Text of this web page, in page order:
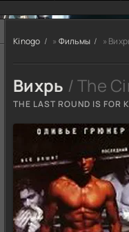
Kinogo » Фильмы »
Вихрь / The
THE LAST ROUND IS FOR